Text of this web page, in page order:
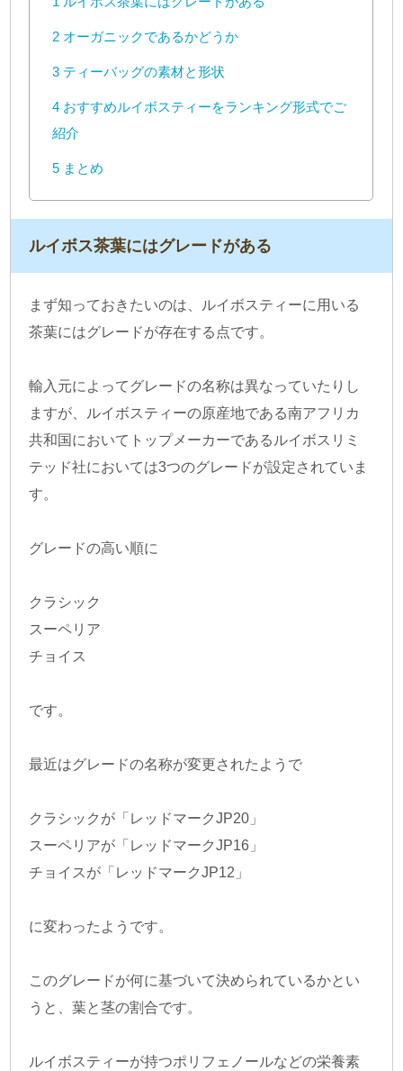
2 オーガニックであるかどうか
3 ティーバッグの素材と形状
4 おすすめルイボスティーをランキング形式でご
紹介
5 まとめ
ルイボス茶葉にはグレードがある
まず知っておきたいのは、ルイボスティーに用いる
茶葉にはグレードが存在する点です。
輸入元によってグレードの名称は異なっていたりし
ますが、ルイボスティーの原産地である南アフリカ
共和国においてトップメーカーであるルイボスリミ
テッド社においては3つのグレードが設定されていま
す。
グレードの高い順に
クラシック
スーペリア
チョイス
です。
最近はグレードの名称が変更されたようで
クラシックが「レッドマークJP20」
スーペリアが「レッドマークJP16」
チョイスが「レッドマークJP12」
に変わったようです。
このグレードが何に基づいて決められているかとい
うと、葉と茎の割合です。
ルイボスティーが持つポリフェノールなどの栄養素